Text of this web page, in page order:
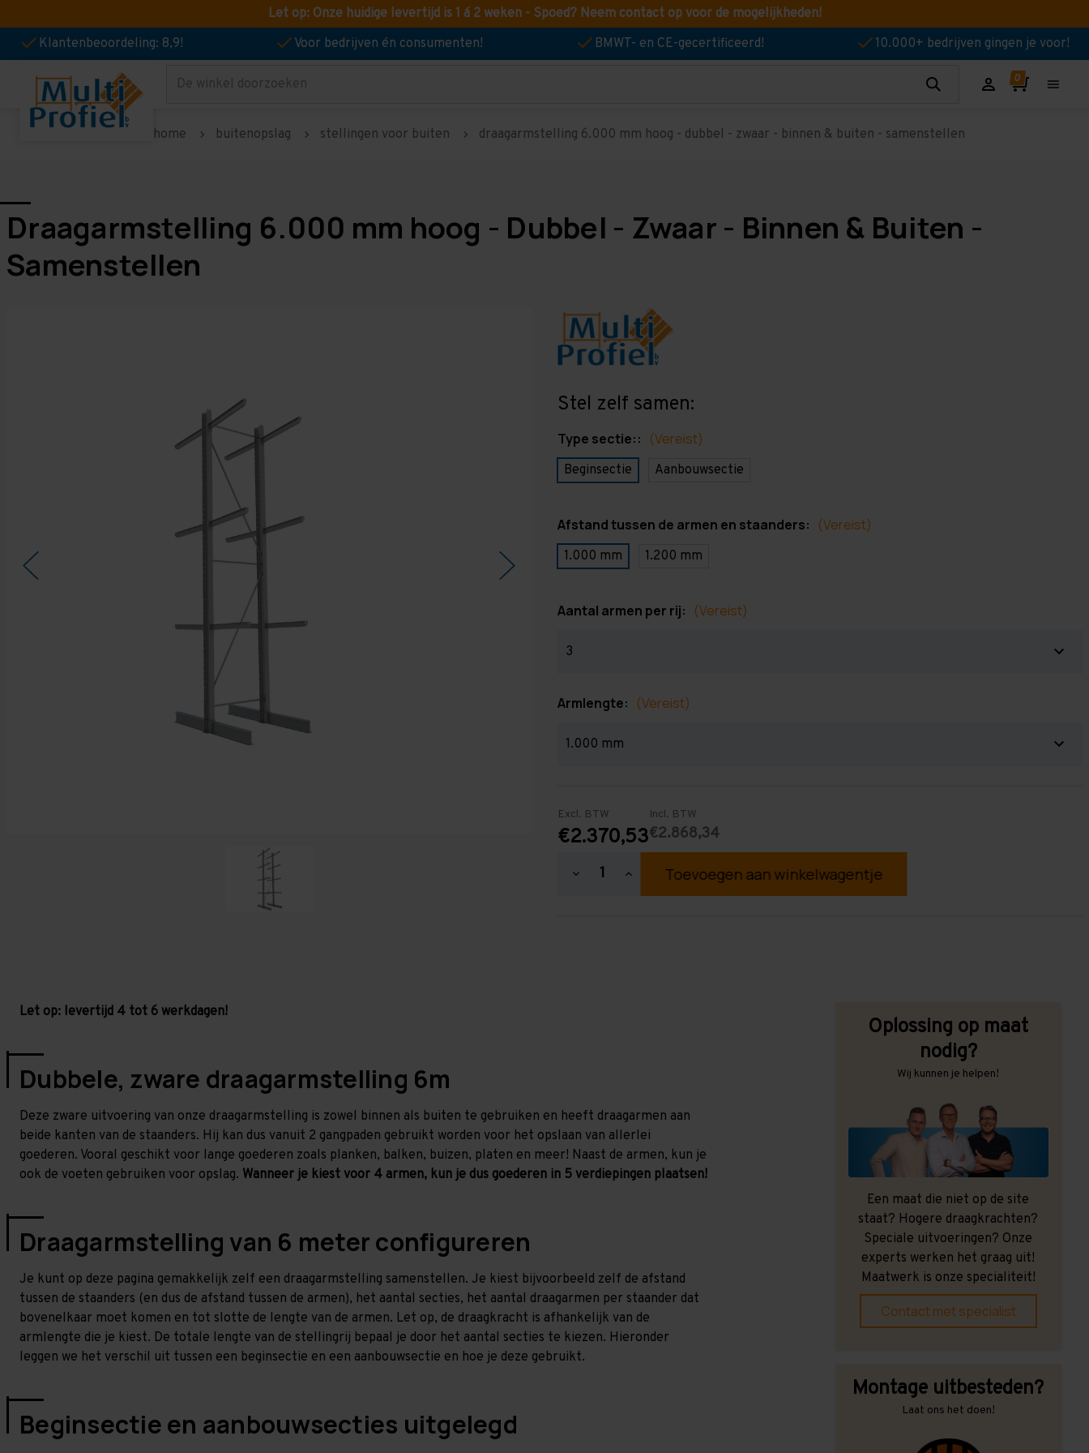
Let op: Onze huidige levertijd is 1 á 2 weken - Spoed? Neem contact op voor de mogelijkheden!
Klantenbeoordeling: 8,9!
Voor bedrijven én consumenten! BMWT- en CE-gecertificeerd! 10.000+ bedrijven gingen je voor!
Zoeken
home buitenopslag stellingen voor buiten draagarmstelling 6.000 mm hoog - dubbel - zwaar - binnen & buiten - samenstellen
Draagarmstelling 6.000 mm hoog - Dubbel - Zwaar - Binnen & Buiten -
Samenstellen
Stel zelf samen:
Type sectie:: (Vereist)
Beginsectie Aanbouwsectie
Afstand tussen de armen en staanders: (Vereist)
1.000 mm 1.200 mm
Aantal armen per rij: (Vereist)
Armlengte: (Vereist)
Excl. BTW
€2.370,53
Incl. BTW
€2.868,34
HoeveelheidHoeveelheid
verhogen
Let op: levertijd 4 tot 6 werkdagen!
Dubbele, zware draagarmstelling 6m
Deze zware uitvoering van onze draagarmstelling is zowel binnen als buiten te gebruiken en heeft draagarmen aan
beide kanten van de staanders. Hij kan dus vanuit 2 gangpaden gebruikt worden voor het opslaan van allerlei
goederen. Vooral geschikt voor lange goederen zoals planken, balken, buizen, platen en meer! Naast de armen, kun je
ook de voeten gebruiken voor opslag. Wanneer je kiest voor 4 armen, kun je dus goederen in 5 verdiepingen plaatsen!
Draagarmstelling van 6 meter configureren
Je kunt op deze pagina gemakkelijk zelf een draagarmstelling samenstellen. Je kiest bijvoorbeeld zelf de afstand
tussen de staanders (en dus de afstand tussen de armen), het aantal secties, het aantal draagarmen per staander dat
bovenelkaar moet komen en tot slotte de lengte van de armen. Let op, de draagkracht is afhankelijk van de
armlengte die je kiest. De totale lengte van de stellingrij bepaal je door het aantal secties te kiezen. Hieronder
leggen we het verschil uit tussen een beginsectie en een aanbouwsectie en hoe je deze gebruikt.
Beginsectie en aanbouwsecties uitgelegd
Oplossing op maat
nodig?
Wij kunnen je helpen!
Een maat die niet op de site
staat? Hogere draagkrachten?
Speciale uitvoeringen? Onze
experts werken het graag uit!
Maatwerk is onze specialiteit!
Contact met specialist
Montage uitbesteden?
Laat ons het doen!